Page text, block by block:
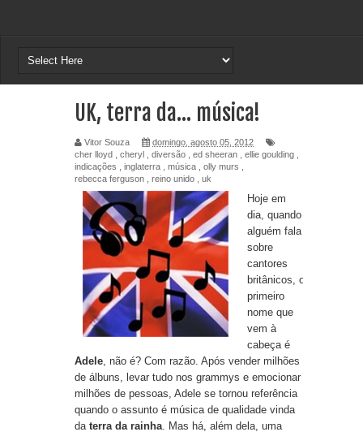
UK, terra da... música!
Vitor Souza
domingo, agosto 05, 2012
cher lloyd
cheryl diversão ed sheeran ellie goulding
indicações
inglaterra música olly murs
rebecca ferguson
reino unido uk
Hoje em
dia, quando
alguém fala
sobre
cantores
britânicos, o
primeiro
nome que
vem à
cabeça é
Adele, não é? Com razão. Após vender milhões
de álbuns, levar tudo nos grammys e emocionar
milhões de pessoas, Adele se tornou referência
quando o assunto é música de qualidade vinda
da terra da rainha. Mas há, além dela, uma